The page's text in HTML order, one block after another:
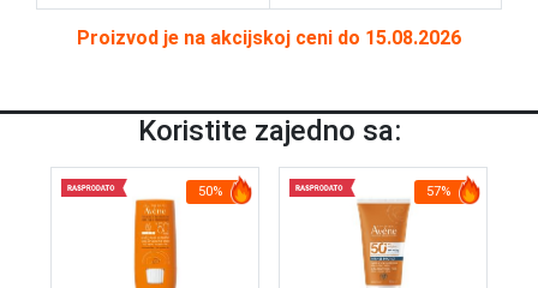
Proizvod je na akcijskoj ceni do 15.08.2026
Koristite zajedno sa:
50% 57%